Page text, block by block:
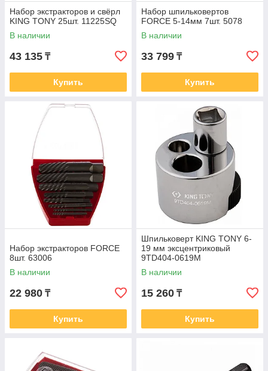
Набор экстракторов и свёрл
KING TONY 25шт. 11225SQ
В наличии
43 135 ₸
Купить
Набор шпильковертов
FORCE 5-14мм 7шт. 5078
В наличии
33 799 ₸
Купить
Набор экстракторов FORCE
8шт. 63006
В наличии
22 980 ₸
Купить
Шпильковерт KING TONY 6-
19 мм эксцентриковый
9TD404-0619M
В наличии
15 260 ₸
Купить